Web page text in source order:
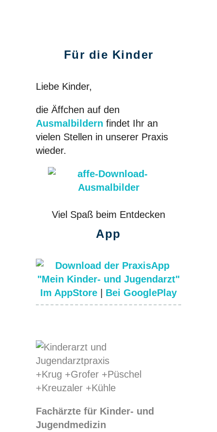
Für die Kinder
Liebe Kinder,
die Äffchen auf den
Ausmalbildern findet Ihr an
vielen Stellen in unserer Praxis
wieder.
Viel Spaß beim Entdecken
App
Im AppStore Bei GooglePlay
Fachärzte für Kinder- und
Jugendmedizin